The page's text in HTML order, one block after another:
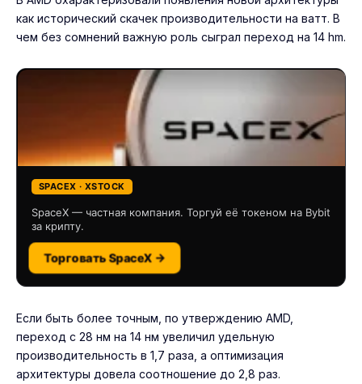
как исторический скачек производительности на ватт. В
чем без сомнений важную роль сыграл переход на 14 hm.
SPACEX · XSTOCK
SpaceX — частная компания. Торгуй её токеном на Bybit
за крипту.
Торговать SpaceX →
Если быть более точным, по утверждению AMD,
переход с 28 нм на 14 нм увеличил удельную
производительность в 1,7 раза, а оптимизация
архитектуры довела соотношение до 2,8 раз.